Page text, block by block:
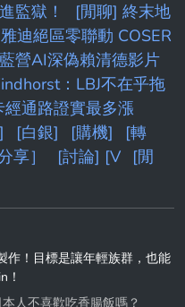
監獄！
[閒聊] 終末地
迪絕區零聯動 COSER
營AI深偽賴清德影片
：LBJ不在乎拖
通路證實最多漲
[白銀] [購機]
[轉
享］ [討論] [V
[閒
作！目標是讓年輕族群，也能
！
人不喜歡吃香腸飯嗎？